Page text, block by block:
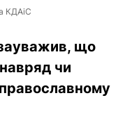
КДАіС
що
навряд чи